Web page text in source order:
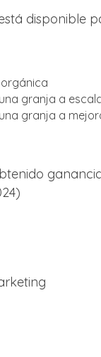
disponible
granja a
granja a